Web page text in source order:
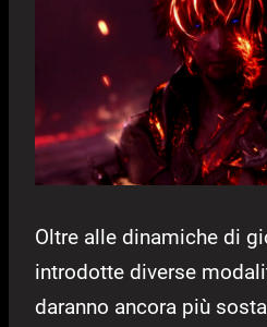
Oltre alle dinamiche di
introdotte diverse
daranno ancora più